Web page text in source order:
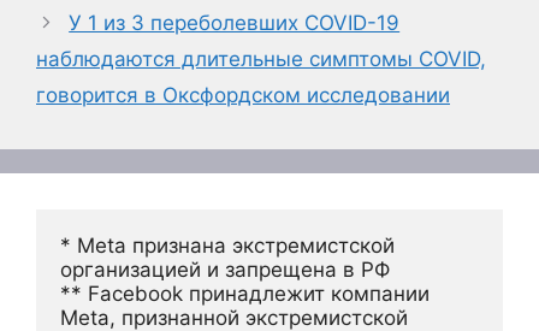
У 1 из 3 переболевших COVID-19
наблюдаются длительные симптомы COVID,
говорится в Оксфордском исследовании
* Meta признана экстремистской
организацией и запрещена в РФ
** Facebook принадлежит компании
Meta, признанной экстремистской